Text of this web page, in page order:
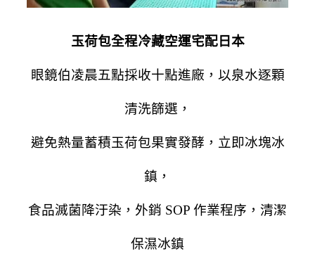
玉荷包全程冷藏空運宅配日本
眼鏡伯凌晨五點採收十點進廠，以泉水逐顆
清洗篩選，
避免熱量蓄積玉荷包果實發酵，立即冰塊冰
鎮，
食品滅菌降汙染，外銷 SOP 作業程序，清潔
保濕冰鎮